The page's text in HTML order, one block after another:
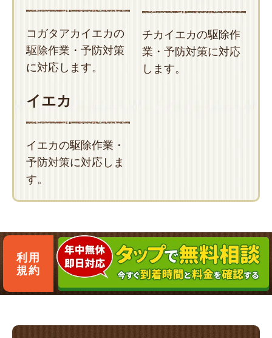
コガタアカイエカの
駆除作業・予防対策
に対応します。
チカイエカの駆除作
業・予防対策に対応
します。
イエカ
イエカの駆除作業・
予防対策に対応しま
す。
利用
規約